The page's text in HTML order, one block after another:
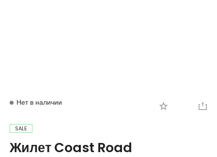
Нет в наличии
SALE
Жилет Coast Road